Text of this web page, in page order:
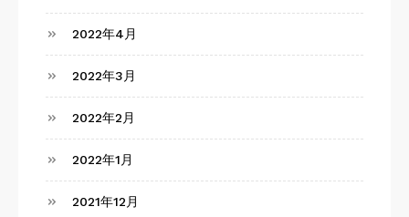
2022年4月
2022年3月
2022年2月
2022年1月
2021年12月